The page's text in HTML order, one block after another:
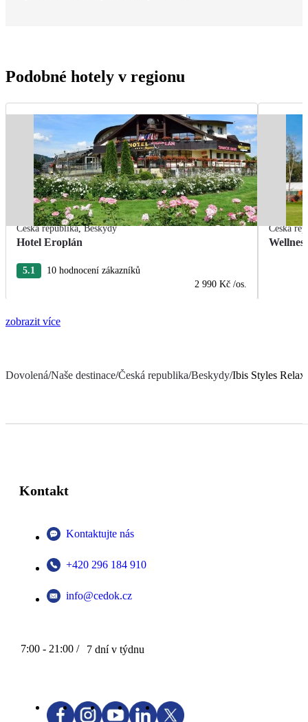
Podobné hotely v regionu
Česká republika,Beskydy
Hotel Eroplán
5.1
10 hodnocení zákazníků
2 990 Kč /os.
Česká
zobrazit více
Dovolená/Naše destinace/Česká republika/Beskydy/Ibis Styles
Kontakt
Kontaktujte nás
+420 296 184 910
info@cedok.cz
7:00 - 21:00 / 7 dní v týdnu